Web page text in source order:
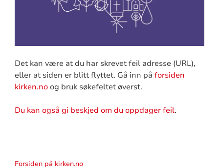
Det kan være at du har skrevet feil adresse (URL),
eller at siden er blitt flyttet. Gå inn på forsiden
kirken.noog bruk søkefeltet øverst.
Du kan også gi beskjed om du oppdager feil.
Forsiden på kirken.no